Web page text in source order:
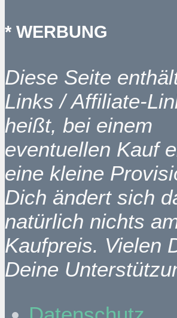
* WERBUNG
Diese Seite
Links / Affiliate-
heißt, bei einem
eventuellen Kauf
eine kleine
Dich ändert sich
natürlich nichts
Kaufpreis. Vielen
Deine